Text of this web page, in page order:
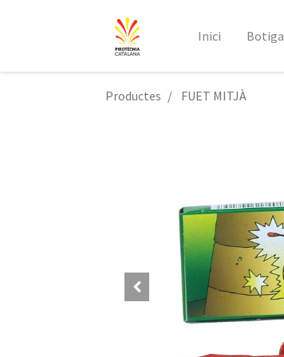
Inici Botiga
Productes FUET MITJÀ